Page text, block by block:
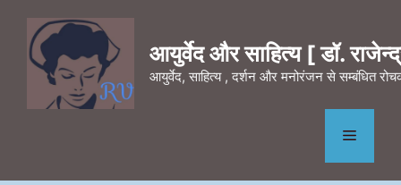
content
आयुर्वेद और साहित्य [ डॉ.
आयुर्वेद, साहित्य , दर्शन और मनोरंजन से सम्बंधित
Menu